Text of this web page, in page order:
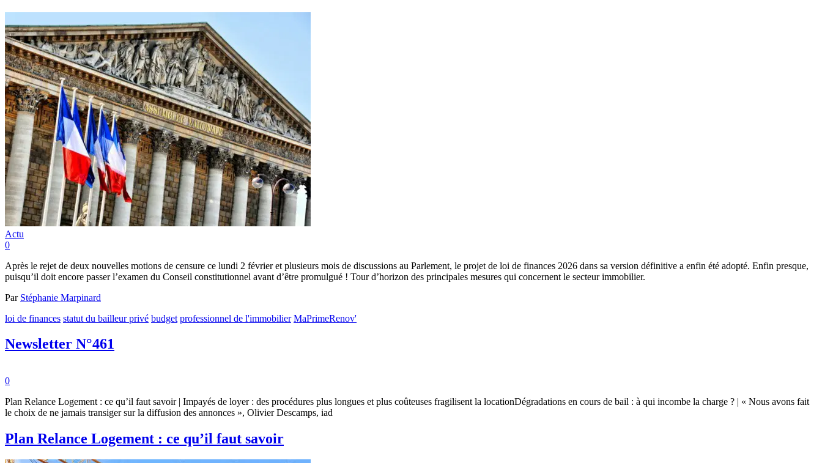
Actu
0
Après le rejet de deux nouvelles motions de censure ce lundi 2 février et plusieurs mois de discussions au Parlement, le projet de loi de finances 2026 dans sa version définitive a enfin été adopté. Enfin presque,
puisqu’il doit encore passer l’examen du Conseil constitutionnel avant d’être promulgué ! Tour d’horizon des principales mesures qui concernent le secteur immobilier.
Par Stéphanie Marpinard
loi de finances statut du bailleur privé budget professionnel de l'immobilier MaPrimeRenov'
Newsletter N°461
0
Plan Relance Logement : ce qu’il faut savoir | Impayés de loyer : des procédures plus longues et plus coûteuses fragilisent la locationDégradations en cours de bail : à qui incombe la charge ? | « Nous avons fait
le choix de ne jamais transiger sur la diffusion des annonces », Olivier Descamps, iad
Plan Relance Logement : ce qu’il faut savoir